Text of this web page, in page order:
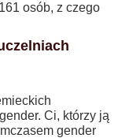
osób, z czego
Ci, którzy ją
gender